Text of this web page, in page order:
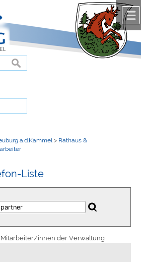
springen.
suchen
a.d.Kammel > Rathaus &
Liste
innen der Verwaltung